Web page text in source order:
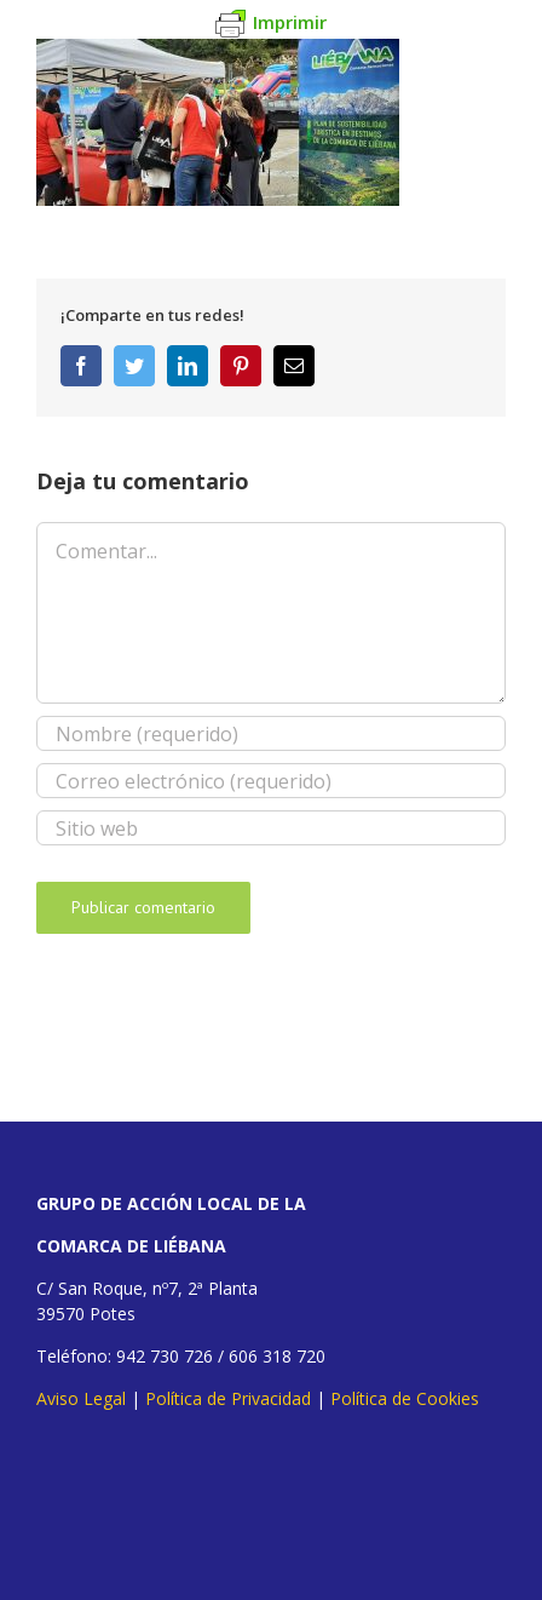
Imprimir
¡Comparte en tus redes!
FacebookTwitterLinkedInPinterestCorreo
electrónico
Deja tu comentario
Comentar
GRUPO DE ACCIÓN LOCAL DE LA
COMARCA DE LIÉBANA
C/ San Roque, nº7, 2ª Planta
39570 Potes
Teléfono: 942 730 726 / 606 318 720
Aviso Legal | Política de Privacidad | Política de Cookies